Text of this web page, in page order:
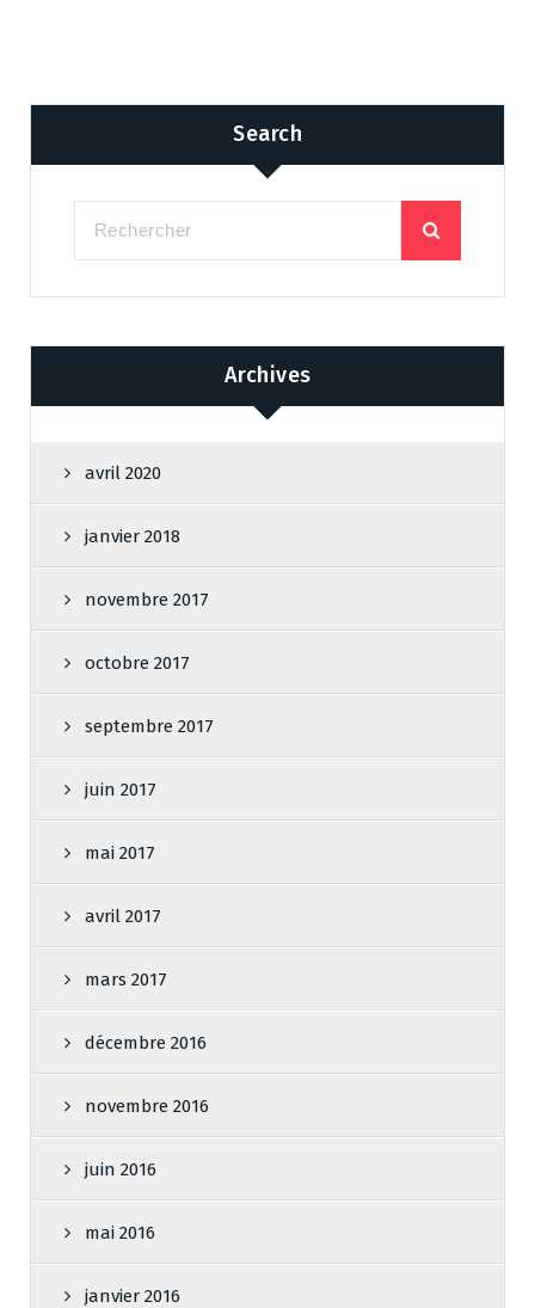
Search
Archives
avril 2020
janvier 2018
novembre 2017
octobre 2017
septembre 2017
juin 2017
mai 2017
avril 2017
mars 2017
décembre 2016
novembre 2016
juin 2016
mai 2016
janvier 2016